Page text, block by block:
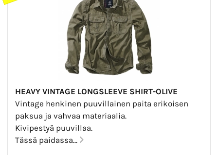
HEAVY VINTAGE LONGSLEEVE SHIRT-OLIVE
Vintage henkinen puuvillainen paita erikoisen
paksua ja vahvaa materiaalia.
Kivipestyä puuvillaa.
Tässä paidassa...